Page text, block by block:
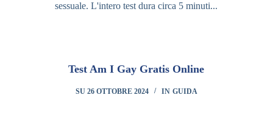
sessuale. L'intero test dura circa 5 minuti...
Test Am I Gay Gratis Online
SU 26 OTTOBRE 2024 IN GUIDA